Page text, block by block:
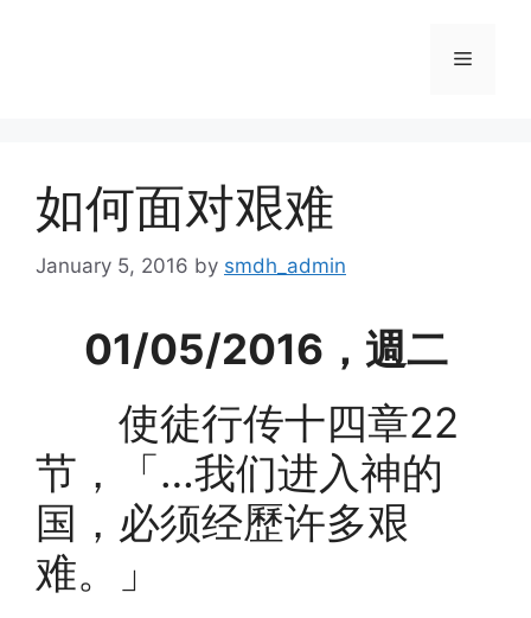
Menu
如何面对艰难
January 5, 2016 by smdh_admin
01/05/2016，週二
使徒行传十四章22
节，「…我们进入神的
国，必须经歷许多艰
难。」